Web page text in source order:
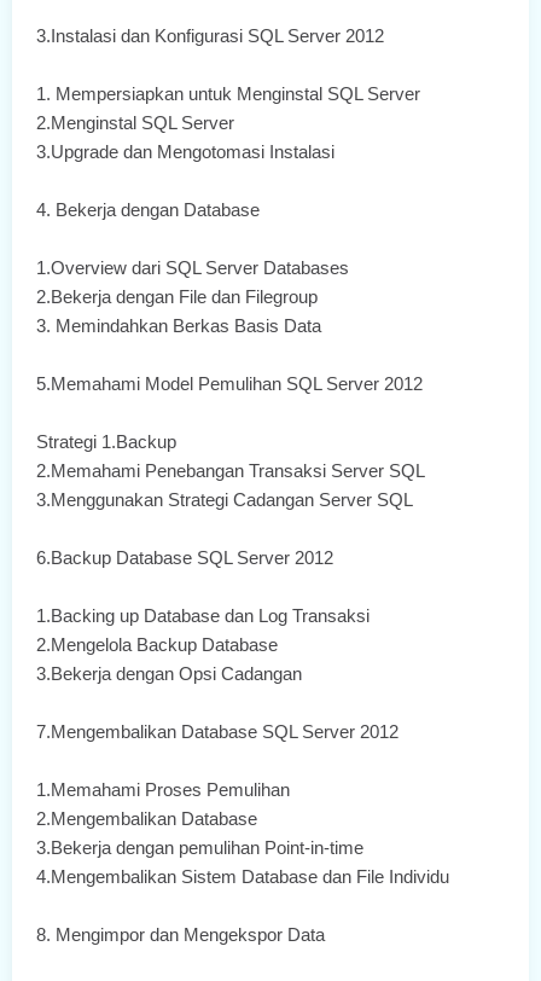
3.Instalasi dan Konfigurasi SQL Server 2012
1. Mempersiapkan untuk Menginstal SQL Server
2.Menginstal SQL Server
3.Upgrade dan Mengotomasi Instalasi
4. Bekerja dengan Database
1.Overview dari SQL Server Databases
2.Bekerja dengan File dan Filegroup
3. Memindahkan Berkas Basis Data
5.Memahami Model Pemulihan SQL Server 2012
Strategi 1.Backup
2.Memahami Penebangan Transaksi Server SQL
3.Menggunakan Strategi Cadangan Server SQL
6.Backup Database SQL Server 2012
1.Backing up Database dan Log Transaksi
2.Mengelola Backup Database
3.Bekerja dengan Opsi Cadangan
7.Mengembalikan Database SQL Server 2012
1.Memahami Proses Pemulihan
2.Mengembalikan Database
3.Bekerja dengan pemulihan Point-in-time
4.Mengembalikan Sistem Database dan File Individu
8. Mengimpor dan Mengekspor Data